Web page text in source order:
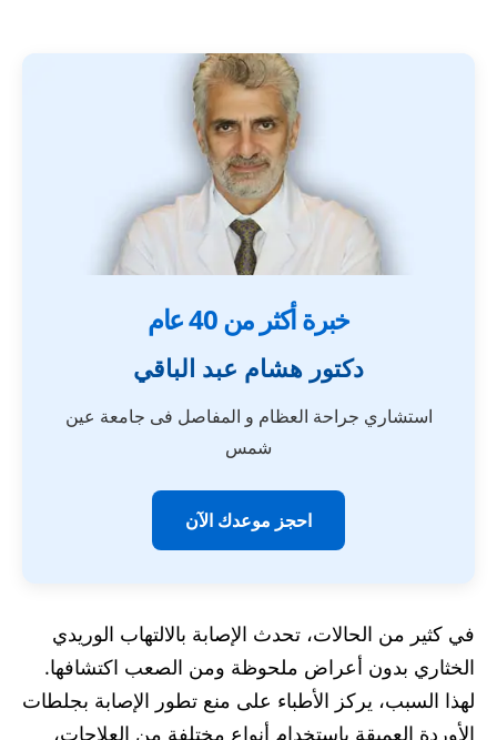
خبرة أكثر من 40 عام
دكتور هشام عبد الباقي
استشاري جراحة العظام و المفاصل فى جامعة عين
شمس
احجز موعدك الآن
في كثير من الحالات، تحدث الإصابة بالالتهاب الوريدي
الخثاري بدون أعراض ملحوظة ومن الصعب اكتشافها.
لهذا السبب، يركز الأطباء على منع تطور الإصابة بجلطات
الأوردة العميقة باستخدام أنواع مختلفة من العلاجات،